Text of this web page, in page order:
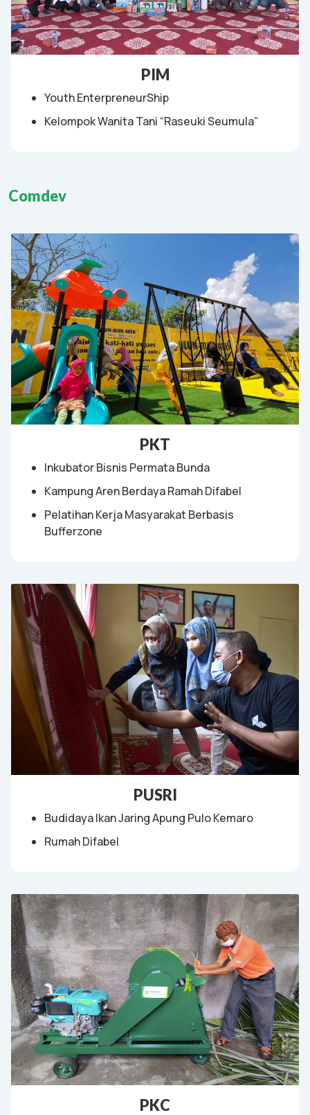
PIM
Youth EnterpreneurShip
Kelompok Wanita Tani “Raseuki Seumula”
Comdev
PKT
Inkubator Bisnis Permata Bunda
Kampung Aren Berdaya Ramah Difabel
Pelatihan Kerja Masyarakat Berbasis
Bufferzone
PUSRI
Budidaya Ikan Jaring Apung Pulo Kemaro
Rumah Difabel
PKC